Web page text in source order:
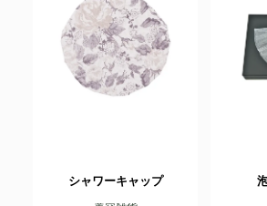
シャワーキャップ